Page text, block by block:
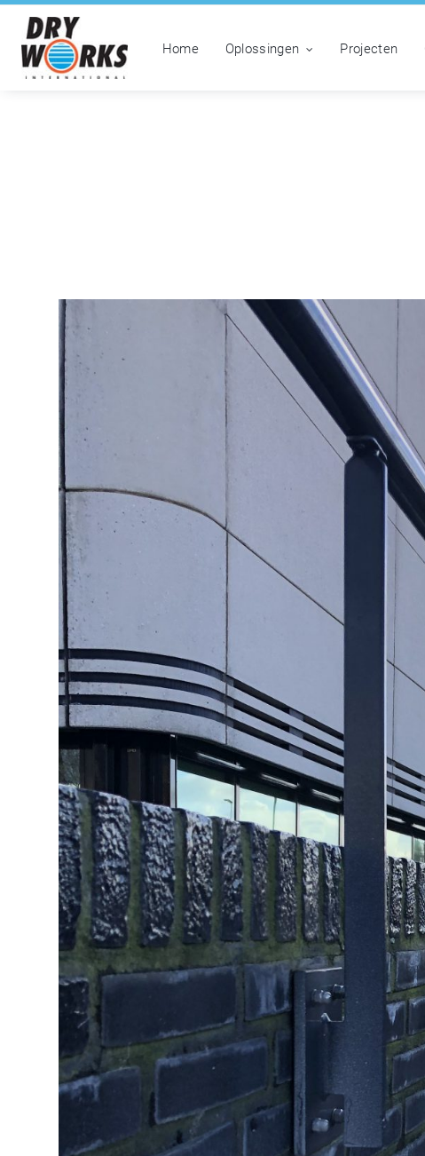
Home Oplossingen Projecten